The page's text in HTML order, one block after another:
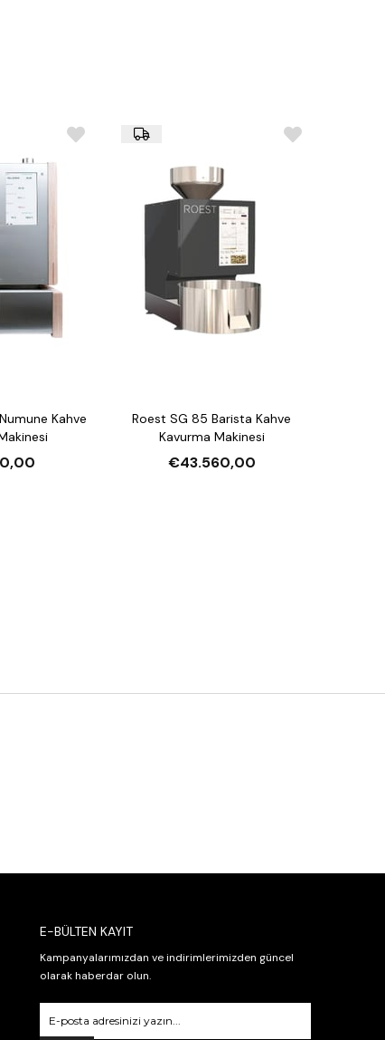
Kahve
Roest SG 85 Barista Kahve
Kavurma Makinesi
€43.560,00
E-BÜLTEN KAYIT
Kampanyalarımızdan ve indirimlerimizden güncel
olarak haberdar olun.